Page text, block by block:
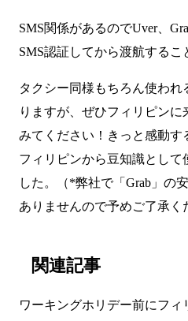
SMS関係があるのでUver、
SMS認証してから渡航するこ
タクシー同様もちろん使わ
りますが、ぜひフィリピン
みてください！きっと感動す
フィリピンから豆知識とし
した。（*弊社で「Grab」の
ありませんので予めご了承く
関連記事
ワーキングホリデー前にフ